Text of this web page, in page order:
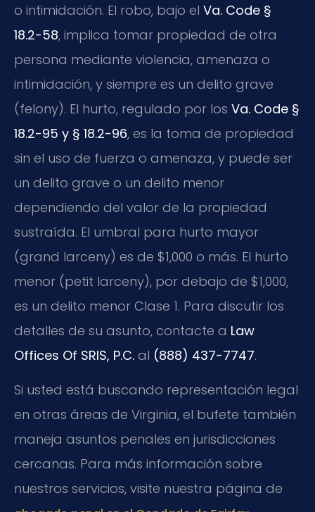
o intimidación. El robo, bajo el Va. Code §
18.2-58, implica tomar propiedad de otra
persona mediante violencia, amenaza o
intimidación, y siempre es un delito grave
(felony). El hurto, regulado por los Va. Code §
18.2-95 y § 18.2-96, es la toma de propiedad
sin el uso de fuerza o amenaza, y puede ser
un delito grave o un delito menor
dependiendo del valor de la propiedad
sustraída. El umbral para hurto mayor
(grand larceny) es de $1,000 o más. El hurto
menor (petit larceny), por debajo de $1,000,
es un delito menor Clase 1. Para discutir los
detalles de su asunto, contacte a Law
Offices Of SRIS, P.C. al (888) 437-7747.
Si usted está buscando representación legal
en otras áreas de Virginia, el bufete también
maneja asuntos penales en jurisdicciones
cercanas. Para más información sobre
nuestros servicios, visite nuestra página de